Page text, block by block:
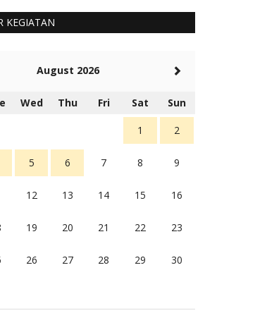
KEGIATAN
August 2026
Wed Thu Fri Sat Sun
1 2
5 6 7 8 9
12 13 14 15 16
19 20 21 22 23
26 27 28 29 30